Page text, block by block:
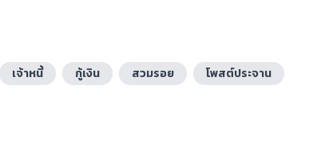
เจ้าหนี้ กู้เงิน สวมรอย โพสต์ประจาน